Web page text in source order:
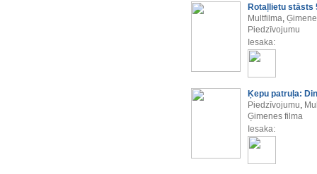
Rotaļlietu stāsts
Multfilma,
Piedzīvojumu
Iesaka:
Ķepu patruļa:
Piedzīvojumu,
Ģimenes filma
Iesaka: